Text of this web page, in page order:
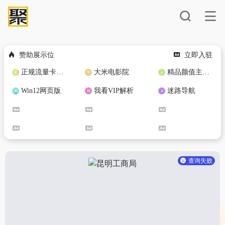
赞助展示位 立即入驻
正规流量卡免费加盟合作 大米电影院 精品颜值主播定制
Win12网页版 我看VIP解析 迷路导航
查询失败